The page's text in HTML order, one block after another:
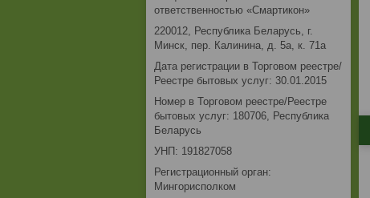
ответственностью «Смартикон»
220012, Республика Беларусь, г.
Минск, пер. Калинина, д. 5а, к. 71а
Дата регистрации в Торговом реестре/
Реестре бытовых услуг: 30.01.2015
Номер в Торговом реестре/Реестре
бытовых услуг: 180706, Республика
Беларусь
УНП: 191827058
Регистрационный орган:
Мингорисполком